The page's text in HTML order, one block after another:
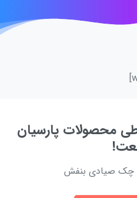
محصولات پارسیان
چک صیادی بنفش